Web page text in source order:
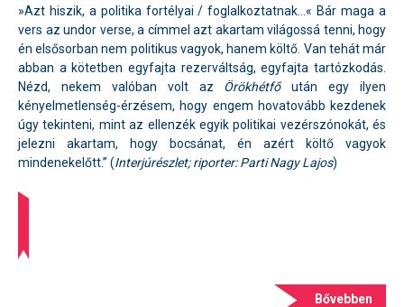
»Azt hiszik, a politika fortélyai / foglalkoztatnak…« Bár maga a
vers az undor verse, a címmel azt akartam világossá tenni, hogy
én elsősorban nem politikus vagyok, hanem költő. Van tehát már
abban a kötetben egyfajta rezerváltság, egyfajta tartózkodás.
Nézd, nekem valóban volt az Örökhétfőután egy ilyen
kényelmetlenség-érzésem, hogy engem hovatovább kezdenek
úgy tekinteni, mint az ellenzék egyik politikai vezérszónokát, és
jelezni akartam, hogy bocsánat, én azért költő vagyok
mindenekelőtt.” (Interjúrészlet; riporter: Parti Nagy Lajos)
Bővebben